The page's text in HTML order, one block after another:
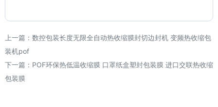
上一篇： 数控包装长度无限全自动热收缩膜封切边封机 变频热收缩包
装机pof
下一篇： POF环保热低温收缩膜 口罩纸盒塑封包装膜 进口交联热收缩
包装膜